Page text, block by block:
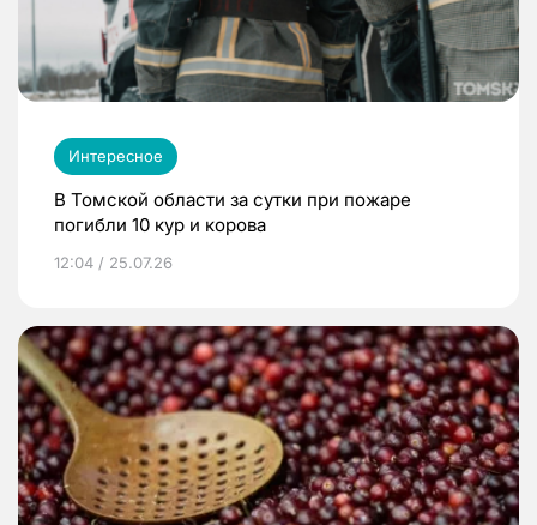
Интересное
В Томской области за сутки при пожаре
погибли 10 кур и корова
12:04 / 25.07.26